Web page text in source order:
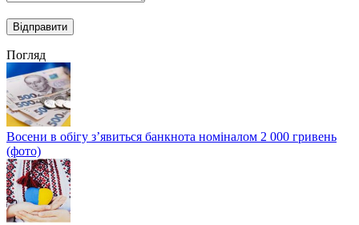
Погляд
Восени в обігу з’явиться банкнота номіналом 2 000 гривень
(фото)